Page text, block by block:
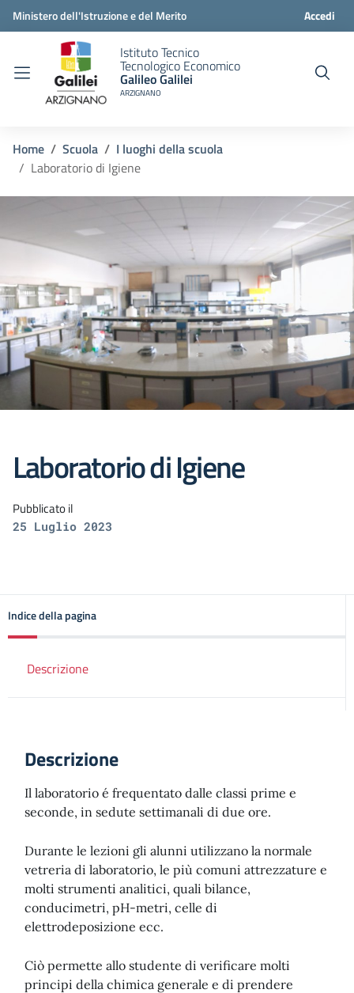
Ministero dell'Istruzione e del Merito Accedi
Istituto Tecnico
Tecnologico Economico
Galileo Galilei
ARZIGNANO
Home Scuola
I luoghi della scuola
Laboratorio di Igiene
Laboratorio di Igiene
Pubblicato il
25 Luglio 2023
Indice della pagina
Descrizione
Descrizione
Il laboratorio é frequentato dalle classi prime e
seconde, in sedute settimanali di due ore.
Durante le lezioni gli alunni utilizzano la normale
vetreria di laboratorio, le più comuni attrezzature e
molti strumenti analitici, quali bilance,
conducimetri, pH-metri, celle di
elettrodeposizione ecc.
Ciò permette allo studente di verificare molti
principi della chimica generale e di prendere